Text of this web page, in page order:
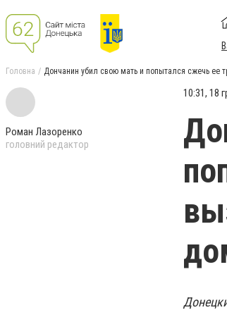
Головна Дончанин убил свою мать и попытался сжечь ее
Роман Лазоренко
головний редактор
10:31, 18